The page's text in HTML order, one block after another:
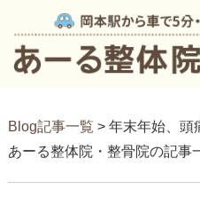
Blog記事一覧 > 年末年始、頭
あーる整体院・整骨院の記事